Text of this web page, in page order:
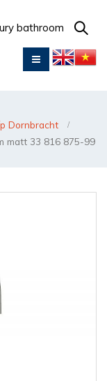
bathroom
Dornbracht
matt 33 816 875-99